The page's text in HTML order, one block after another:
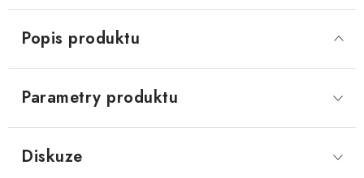
Popis produktu
Parametry produktu
Diskuze